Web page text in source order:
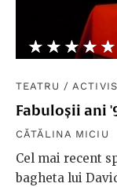
★★★★★
☆☆☆☆☆
TEATRU /
Fabuloșii ani
CĂTĂLINA MICIU
Cel mai recent
bagheta lui